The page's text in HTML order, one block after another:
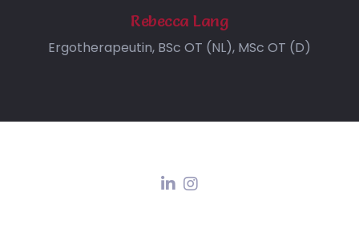
Rebecca Lang
Ergotherapeutin, BSc OT (NL), MSc OT (D)